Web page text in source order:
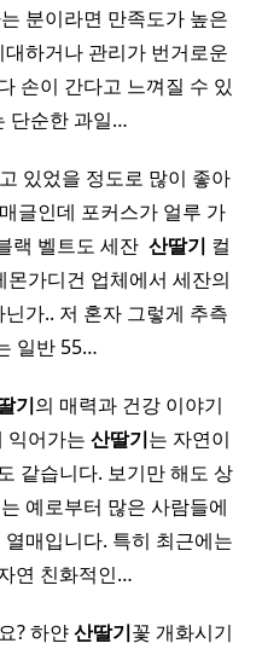
분이라면 만족도가 높은
하거나 관리가 번거로운
손이 간다고 느껴질 수 있
단순한 과일…
있었을 정도로 많이 좋아
글인데 포커스가 얼루 가
랙 벨트도 세잔 산딸기 컬
가디건 업체에서 세잔의
가.. 저 혼자 그렇게 추측
일반 55…
기의 매력과 건강 이야기
익어가는 산딸기는 자연이
같습니다. 보기만 해도 상
는 예로부터 많은 사람들에
매입니다. 특히 최근에는
연 친화적인…
? 하얀산딸기꽃 개화시기